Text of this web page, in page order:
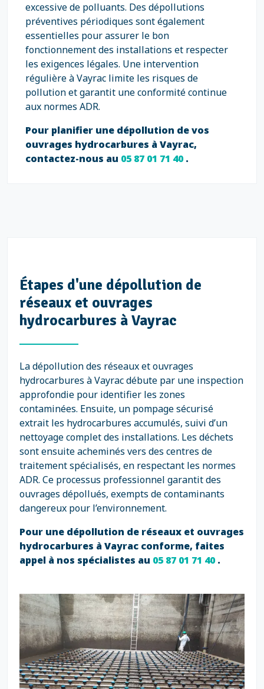
excessive de polluants. Des dépollutions
préventives périodiques sont également
essentielles pour assurer le bon
fonctionnement des installations et respecter
les exigences légales. Une intervention
régulière à Vayrac limite les risques de
pollution et garantit une conformité continue
aux normes ADR.
Pour planifier une dépollution de vos
ouvrages hydrocarbures à Vayrac,
contactez-nous au 05 87 01 71 40.
Étapes d'une dépollution de
réseaux et ouvrages
hydrocarbures à Vayrac
La dépollution des réseaux et ouvrages
hydrocarbures à Vayrac débute par une inspection
approfondie pour identifier les zones
contaminées. Ensuite, un pompage sécurisé
extrait les hydrocarbures accumulés, suivi d’un
nettoyage complet des installations. Les déchets
sont ensuite acheminés vers des centres de
traitement spécialisés, en respectant les normes
ADR. Ce processus professionnel garantit des
ouvrages dépollués, exempts de contaminants
dangereux pour l’environnement.
Pour une dépollution de réseaux et ouvrages
hydrocarbures à Vayrac conforme, faites
appel à nos spécialistes au 05 87 01 71 40.